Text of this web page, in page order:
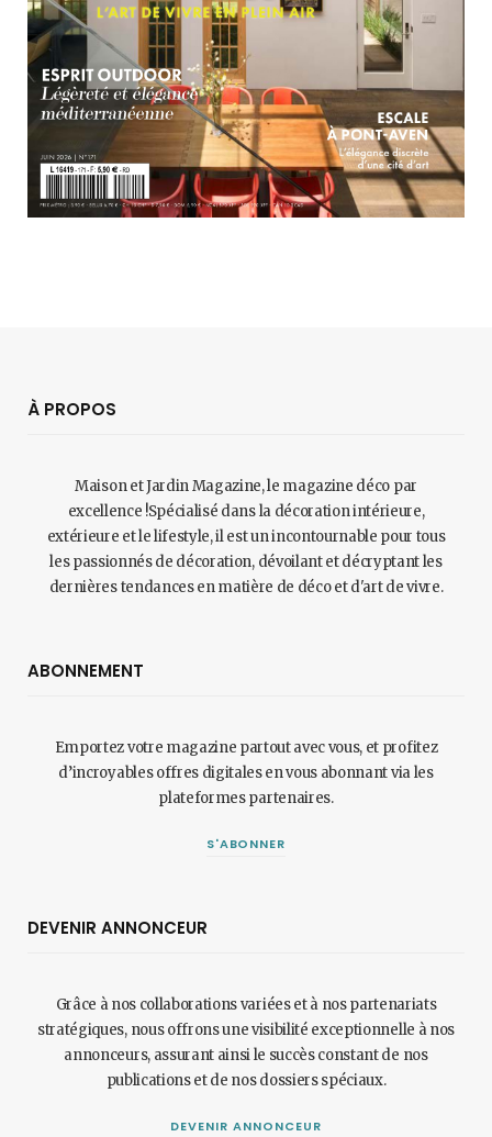
À PROPOS
Maison et Jardin Magazine, le magazine déco par
excellence !Spécialisé dans la décoration intérieure,
extérieure et le lifestyle, il est un incontournable pour tous
les passionnés de décoration, dévoilant et décryptant les
dernières tendances en matière de déco et d'art de vivre.
ABONNEMENT
Emportez votre magazine partout avec vous, et profitez
d’incroyables offres digitales en vous abonnant via les
plateformes partenaires.
S'ABONNER
DEVENIR ANNONCEUR
Grâce à nos collaborations variées et à nos partenariats
stratégiques, nous offrons une visibilité exceptionnelle à nos
annonceurs, assurant ainsi le succès constant de nos
publications et de nos dossiers spéciaux.
DEVENIR ANNONCEUR